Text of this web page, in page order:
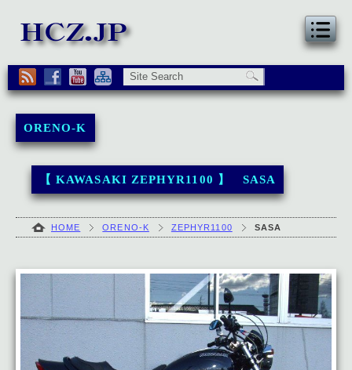
ORENO-K
【 KAWASAKI ZEPHYR1100 】 SASA
HOME ORENO-K ZEPHYR1100 SASA